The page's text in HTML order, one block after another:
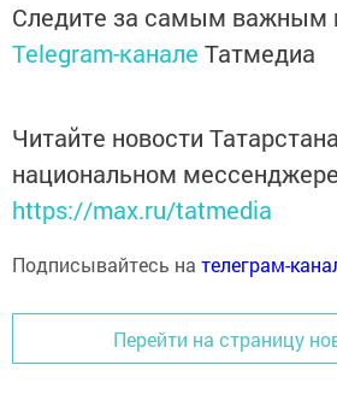
Следите за самым важным
Telegram-канале Татмедиа
Читайте новости
национальном
https://max.ru/tatmedia
Подписывайтесь на телеграм-
Перейти на страницу